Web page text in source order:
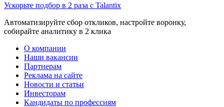
Ускорьте подбор в 2 раза с Talantix
Автоматизируйте сбор откликов, настройте воронку,
собирайте аналитику в 2 клика
О компании
Наши вакансии
Партнерам
Реклама на сайте
Новости и статьи
Инвесторам
Кандидаты по профессиям